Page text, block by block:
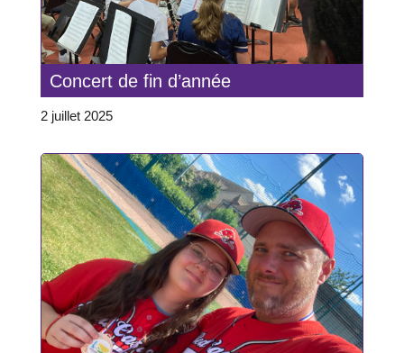
Concert de fin d’année
2 juillet 2025